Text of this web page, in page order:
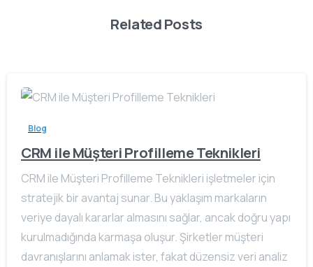
Related Posts
Blog
CRM ile Müşteri Profilleme Teknikleri
CRM ile Müşteri Profilleme Teknikleri işletmeler için
stratejik bir avantaj sunar. Bu yaklaşım markaların
veriye dayalı kararlar almasını sağlar, ancak doğru yapı
kurulmadığında karmaşa oluşur. Şirketler müşteri
davranışlarını anlamak ister, fakat düzensiz veri analiz